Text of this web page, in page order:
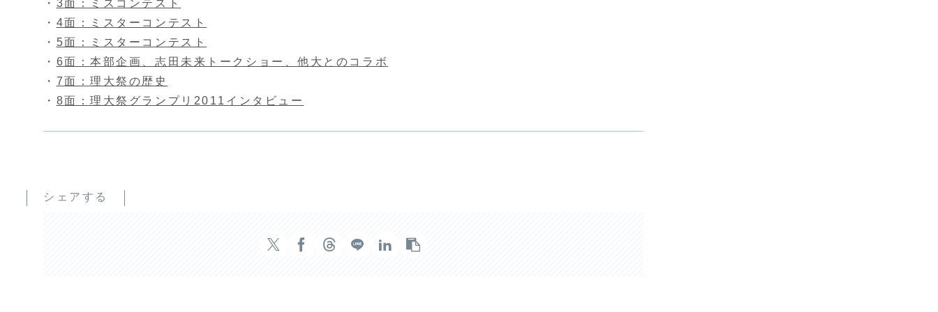
・ 3面：ミスコンテスト
・ 4面：ミスターコンテスト
・ 5面：ミスターコンテスト
・ 6面：本部企画、志田未来トークショー、他大とのコラボ
・ 7面：理大祭の歴史
・ 8面：理大祭グランプリ2011インタビュー
シェアする